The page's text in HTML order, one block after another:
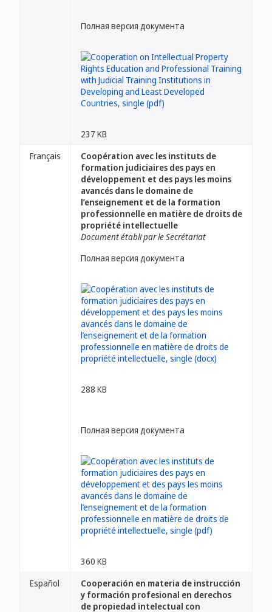
Полная версия документа
237 KB
Français
Coopération avec les instituts de
formation judiciaires des pays en
développement et des pays les moins
avancés dans le domaine de
l’enseignement et de la formation
professionnelle en matière de droits de
propriété intellectuelle
Document établi par le Secrétariat
Полная версия документа
288 KB
Полная версия документа
360 KB
Español
Cooperación en materia de instrucción
y formación profesional en derechos
de propiedad intelectual con